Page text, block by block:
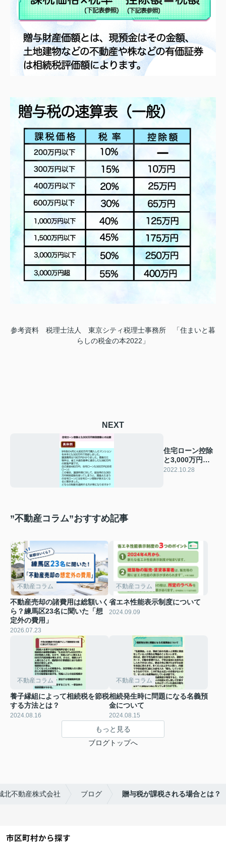
参考資料 税理士法人 東京シティ税理士事務所 「住まいと暮
らしの税金の本2022」
NEXT
住宅ローン控除
と3,000万円特
別控除との比較
2022.10.28
”不動産コラム”おすすめ記事
不動産コラム
不動産売却の諸費用は総額いく
ら？練馬区23名に聞いた「想
定外の費用」
2026.07.23
不動産コラム
省エネ性能表示制度について
2024.09.09
不動産コラム
養子縁組によって相続税を節税
する方法とは？
2024.08.16
不動産コラム
相続発生時に問題になる名義預
金について
2024.08.15
もっと見る
ブログトップへ
北不動産株式会社 ブログ 贈与税が課税される場合とは？
市区町村から探す